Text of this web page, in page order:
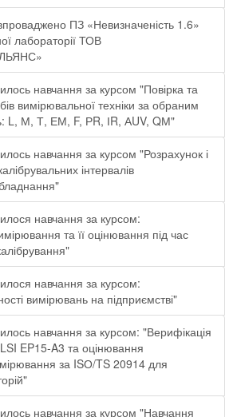
ПЗ «Невизначеність 1.6»
лабораторії ТОВ
навчання за курсом "Повірка та
вимірювальної техніки за обраним
L, М, Т, ЕМ, F, РR, ІR, АUV, QМ"
навчання за курсом "Розрахунок і
інтервалів
навчання за курсом:
та її оцінювання під час
навчання за курсом:
вимірювань на підприємстві"
навчання за курсом: "Верифікація
EP15-A3 та оцінювання
за ISО/TS 20914 для
навчання за курсом "Навчання